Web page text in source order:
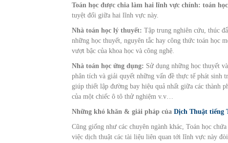
Toán học được chia làm hai lĩnh vực chính: toán
tuyệt đối giữa hai lĩnh vực này.
Nhà toán học lý thuyết: Tập trung nghiên cứu, thúc
những học thuyết, nguyên tắc hay công thức toán học
vượt bậc của khoa học và công nghệ.
Nhà toán học ứng dụng: Sử dụng những học thuyết
phân tích và giải quyết những vấn đề thực tế phát
giúp thiết lập đường bay hiệu quả nhất giữa các thành
của một chiếc ô tô thử nghiệm v.v…
Những khó khăn & giải pháp của Dịch Thuật tiếng
Cũng giống như các chuyên ngành khác, Toán học
việc dịch thuật các tài liệu liên quan tới lĩnh vực này